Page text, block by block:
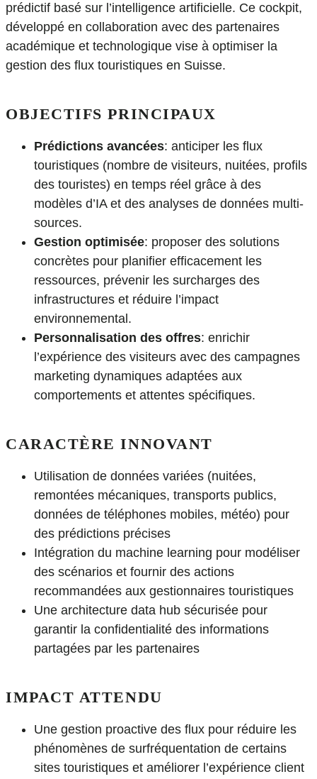
prédictif basé sur l’intelligence artificielle. Ce cockpit,
développé en collaboration avec des partenaires
académique et technologique vise à optimiser la
gestion des flux touristiques en Suisse.
OBJECTIFS PRINCIPAUX
Prédictions avancées: anticiper les flux
touristiques (nombre de visiteurs, nuitées, profils
des touristes) en temps réel grâce à des
modèles d’IA et des analyses de données multi-
sources.
Gestion optimisée: proposer des solutions
concrètes pour planifier efficacement les
ressources, prévenir les surcharges des
infrastructures et réduire l’impact
environnemental.
Personnalisation des offres: enrichir
l’expérience des visiteurs avec des campagnes
marketing dynamiques adaptées aux
comportements et attentes spécifiques.
CARACTÈRE INNOVANT
Utilisation de données variées (nuitées,
remontées mécaniques, transports publics,
données de téléphones mobiles, météo) pour
des prédictions précises
Intégration du machine learning pour modéliser
des scénarios et fournir des actions
recommandées aux gestionnaires touristiques
Une architecture data hub sécurisée pour
garantir la confidentialité des informations
partagées par les partenaires
IMPACT ATTENDU
Une gestion proactive des flux pour réduire les
phénomènes de surfréquentation de certains
sites touristiques et améliorer l’expérience client